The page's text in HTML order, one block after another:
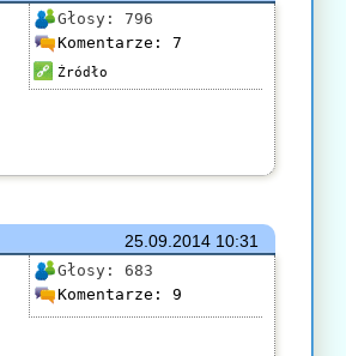
Głosy: 796
Komentarze: 7
Źródło
25.09.201410:31
Głosy: 683
Komentarze: 9